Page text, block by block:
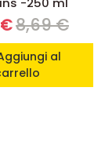
8,69 €